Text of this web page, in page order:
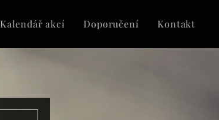
Kalendář akcí Doporučení Kontakt